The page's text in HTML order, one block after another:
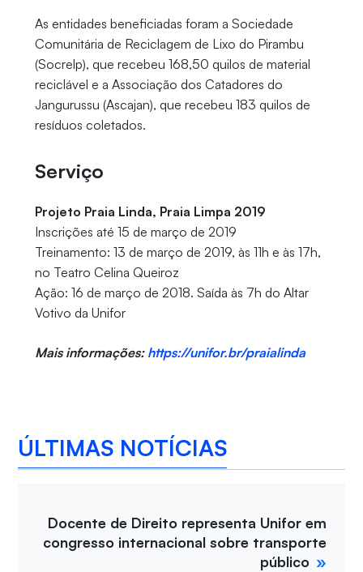
As entidades beneficiadas foram a Sociedade
Comunitária de Reciclagem de Lixo do Pirambu
(Socrelp), que recebeu 168,50 quilos de material
reciclável e a Associação dos Catadores do
Jangurussu (Ascajan), que recebeu 183 quilos de
resíduos coletados.
Serviço
Projeto Praia Linda, Praia Limpa 2019
Inscrições até 15 de março de 2019
Treinamento: 13 de março de 2019, às 11h e às 17h,
no Teatro Celina Queiroz
Ação: 16 de março de 2018. Saída às 7h do Altar
Votivo da Unifor
Mais informações: https://unifor.br/praialinda
ÚLTIMAS NOTÍCIAS
Docente de Direito representa Unifor em
congresso internacional sobre transporte
público